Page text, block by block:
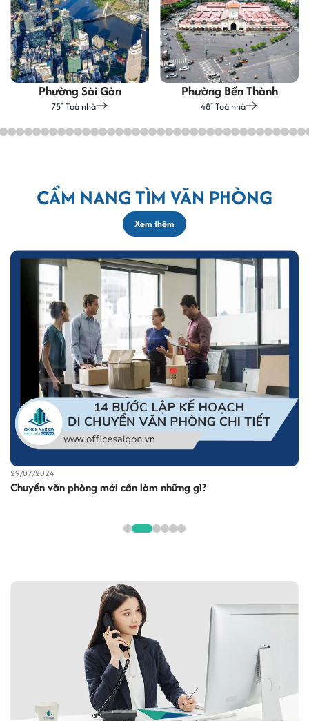
Phường Sài Gòn
75+ Toà nhà
Phường Bến Thành
48+ Toà nhà
CẨM NANG TÌM VĂN PHÒNG
Xem thêm
29/07/2024
Chuyển văn phòng mới cần làm những gì?